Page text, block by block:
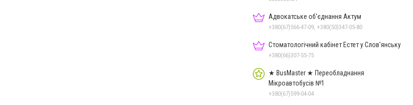
Адвокатське об'єднання Актум
+380(67)566-47-09, +380(50)347-05-80
Стоматологічний кабінет Естет у Слов'янську
+380(66)307-55-75
★ BusMaster ★ Переобладнання
Мікроавтобусів №1
+380(67)599-04-04